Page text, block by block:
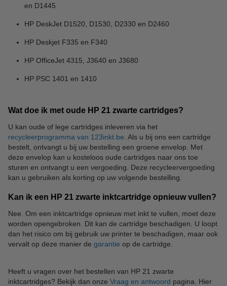
en D1445
HP DeskJet D1520, D1530, D2330 en D2460
HP Deskjet F335 en F340
HP OfficeJet 4315, J3640 en J3680
HP PSC 1401 en 1410
Wat doe ik met oude HP 21 zwarte cartridges?
U kan oude of lege cartridges inleveren via het
recycleerprogramma van 123inkt.be . Als u bij ons een cartridge
bestelt, ontvangt u bij uw bestelling een groene envelop. Met
deze envelop kan u kosteloos oude cartridges naar ons toe
sturen en ontvangt u een vergoeding. Deze recycleervergoeding
kan u gebruiken als korting op uw volgende bestelling.
Kan ik een HP 21 zwarte inktcartridge opnieuw vullen?
Nee. Om een inktcartridge opnieuw met inkt te vullen, moet deze
worden opengebroken. Dit kan de cartridge beschadigen. U loopt
dan het risico om bij gebruik uw printer te beschadigen, maar ook
vervalt op deze manier de garantie op de cartridge.
Heeft u vragen over het bestellen van HP 21 zwarte
inktcartridges? Bekijk dan onze Vraag en antwoord pagina. Hier